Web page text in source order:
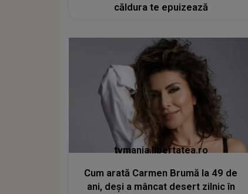
căldura te epuizează
tvmania.libertatea.ro
Cum arată Carmen Brumă la 49 de
ani, deși a mâncat desert zilnic în